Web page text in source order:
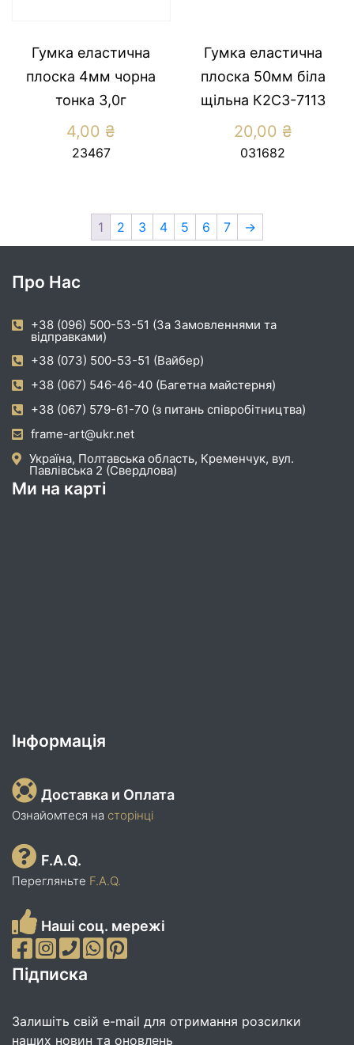
Гумка еластична
плоска 4мм чорна
тонка 3,0г
4,00 ₴
23467
Гумка еластична
плоска 50мм біла
щільна К2С3-7113
20,00 ₴
031682
1 2 3 4 5 6 7 →
Про Нас
+38 (096) 500-53-51 (За Замовленнями та
відправками)
+38 (073) 500-53-51 (Вайбер)
+38 (067) 546-46-40 (Багетна майстерня)
+38 (067) 579-61-70 (з питань співробітництва)
frame-art@ukr.net
Україна, Полтавська область, Кременчук, вул.
Павлівська 2 (Свердлова)
Ми на карті
Інформація
Доставка и Оплата
Ознайомтеся на сторінці
F.A.Q.
Перегляньте F.A.Q.
Наші соц. мережі
Підписка
Залишіть свій e-mail для отримання розсилки
наших новин та оновлень